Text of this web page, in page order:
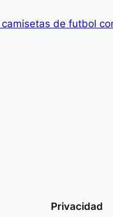
camisetas de futbol
Privacidad